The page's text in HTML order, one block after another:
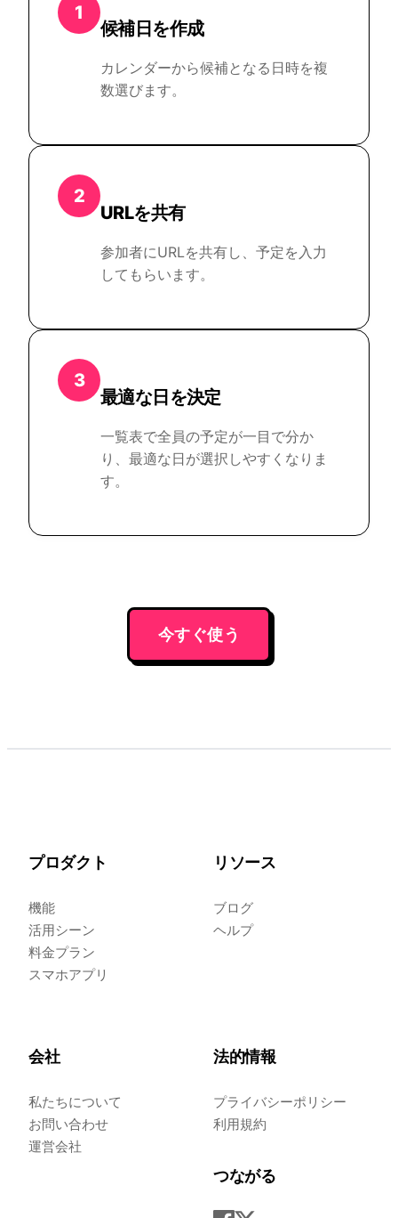
1
候補日を作成
カレンダーから候補となる日時を複
数選びます。
2
URLを共有
参加者にURLを共有し、予定を入力
してもらいます。
3
最適な日を決定
一覧表で全員の予定が一目で分か
り、最適な日が選択しやすくなりま
す。
今すぐ使う
プロダクト
機能
活用シーン
料金プラン
スマホアプリ
リソース
ブログ
ヘルプ
会社
私たちについて
お問い合わせ
運営会社
法的情報
プライバシーポリシー
利用規約
つながる